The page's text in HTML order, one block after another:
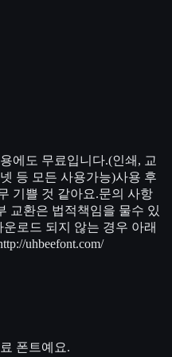
에도 무료입니다.(인쇄, 교
등 모든 사용가능)사용 후
기쁠 것 같아요.문의 사항
교환은 법적책임을 물수 있
로드 되지 않는 경우 아래
uhbeefont.com/
폰트예요.